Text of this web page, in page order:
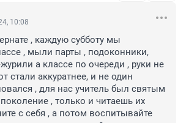
10:08
, каждую субботу мы
, мыли парты , подоконники,
а классе по очереди , руки не
стали аккуратнее, и не один
, для нас учитель был святым
, только и читаешь их
с себя , а потом воспитывайте